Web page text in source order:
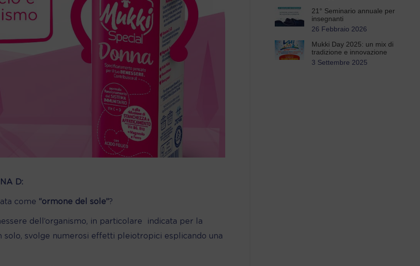
D:
come “ormone del sole”?
dell’organismo, in particolare
indicata per la
svolge numerosi effetti pleiotropici esplicando una
21° Seminario annuale per
insegnanti
26 Febbraio 2026
Mukki Day 2025: un mix di
tradizione e innovazione
3 Settembre 2025